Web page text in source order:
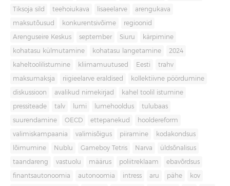
Tiksoja sild teehoiukava lisaeelarve arengukava
maksutõusud konkurentsivõime regioonid
Arenguseire Keskus september Siuru kärpimine
kohatasu külmutamine kohatasu langetamine 2024
kaheltoolilistumine kliimamuutused Eesti trahv
maksumaksja riigieelarve eraldised kollektiivne pöördumine
diskussioon avalikud nimekirjad kahel toolil istumine
pressiteade talv lumi lumehooldus tulubaas
suurendamine OECD ettepanekud hooldereform
valimiskampaania valimisõigus piiramine kodakondsus
lõimumine Nublu Gameboy Tetris Narva üldsõnalisus
taandareng vastuolu määrus poliitreklaam ebavõrdsus
finantsautonoomia autonoomia intress aru pähe kov